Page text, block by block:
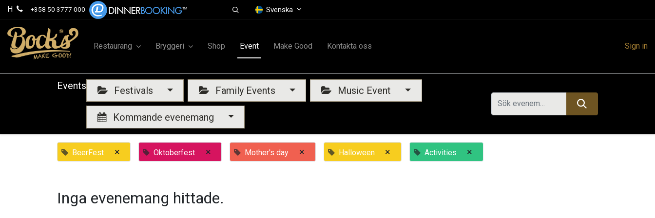
H +358 50 3777 000 Svenska
Restaurang Bryggeri Shop Event Make Good Kontakta oss Sign in
Events Festivals Family Events Music Event
Kommande evenemang
BeerFest × Oktoberfest × Mother's day × Halloween × Activities ×
Inga evenemang hittade.